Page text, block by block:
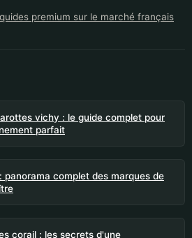
premium sur le marché français
vichy : le guide complet pour
parfait
panorama complet des marques de
corail : les secrets d'une